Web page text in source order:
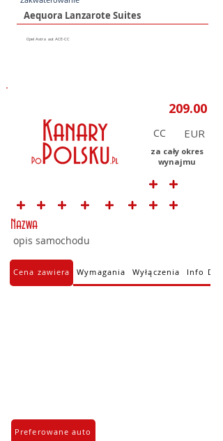
CC
za cały okres
wynajmu
Nazwa
opis samochodu
Cena zawiera Wymagania Wyłączenia Info
Preferowane auto